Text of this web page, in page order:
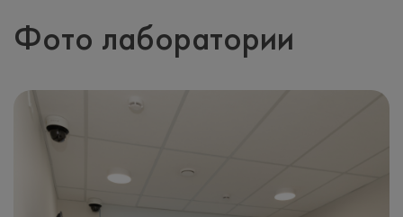
Фото лаборатории